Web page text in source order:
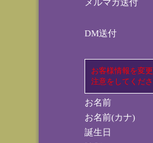
メルマガ送付
DM送付
お客様情報を変
注意をしてくだ
お名前
お名前(カナ)
誕生日